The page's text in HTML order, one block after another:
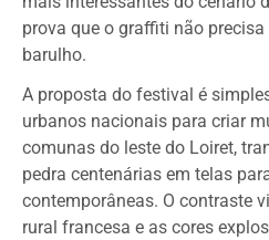
prova que o graffiti não
barulho.
A proposta do festival é
urbanos nacionais para criar
comunas do leste do Loiret,
pedra centenárias em telas
contemporâneas. O contraste
rural francesa e as cores